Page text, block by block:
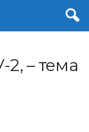
2, – тема